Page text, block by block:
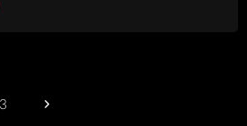
3
Page